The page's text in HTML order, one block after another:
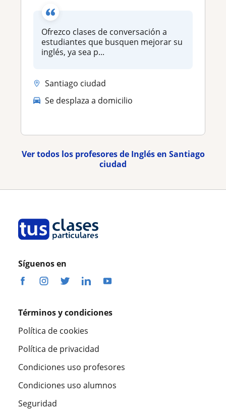
Ofrezco clases de conversación a
estudiantes que busquen mejorar su
inglés, ya sea p...
Santiago ciudad
Se desplaza a domicilio
Ver todos los profesores de Inglés en Santiago
ciudad
Síguenos en
Términos y condiciones
Política de cookies
Política de privacidad
Condiciones uso profesores
Condiciones uso alumnos
Seguridad